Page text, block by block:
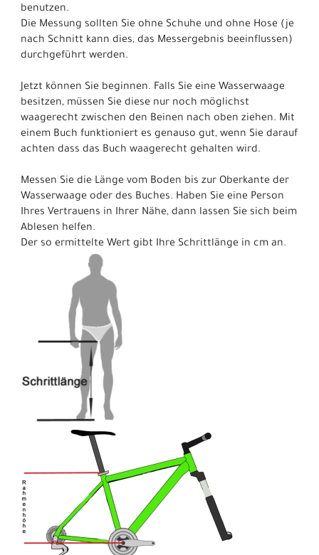
benutzen.
Die Messung sollten Sie ohne Schuhe und ohne Hose (je
nach Schnitt kann dies, das Messergebnis beeinflussen)
durchgeführt werden.
Jetzt können Sie beginnen. Falls Sie eine Wasserwaage
besitzen, müssen Sie diese nur noch möglichst
waagerecht zwischen den Beinen nach oben ziehen. Mit
einem Buch funktioniert es genauso gut, wenn Sie darauf
achten dass das Buch waagerecht gehalten wird.
Messen Sie die Länge vom Boden bis zur Oberkante der
Wasserwaage oder des Buches. Haben Sie eine Person
Ihres Vertrauens in Ihrer Nähe, dann lassen Sie sich beim
Ablesen helfen.
Der so ermittelte Wert gibt Ihre Schrittlänge in cm an.